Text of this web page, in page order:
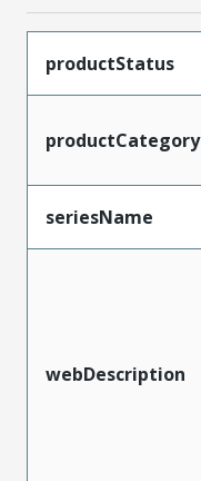
productStatus
productCategory
seriesName
webDescription